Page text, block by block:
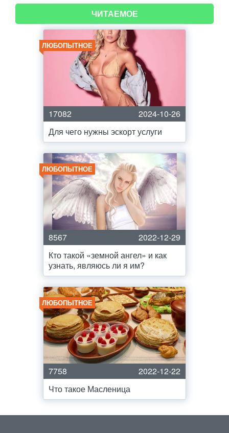
ЧИТАЕМОЕ
ЛЮБОПЫТНОЕ
17082
2024-10-26
Для чего нужны эскорт услуги
ЛЮБОПЫТНОЕ
8567
2022-12-29
Кто такой «земной ангел» и как
узнать, являюсь ли я им?
ЛЮБОПЫТНОЕ
7758
2022-12-22
Что такое Масленица